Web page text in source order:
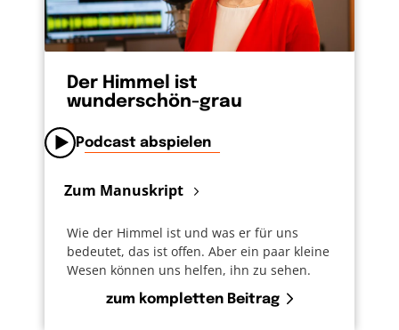
Der Himmel ist
wunderschön-grau
Podcast abspielen
Zum Manuskript
Wie der Himmel ist und was er für uns
bedeutet, das ist offen. Aber ein paar kleine
Wesen können uns helfen, ihn zu sehen.
zum kompletten Beitrag